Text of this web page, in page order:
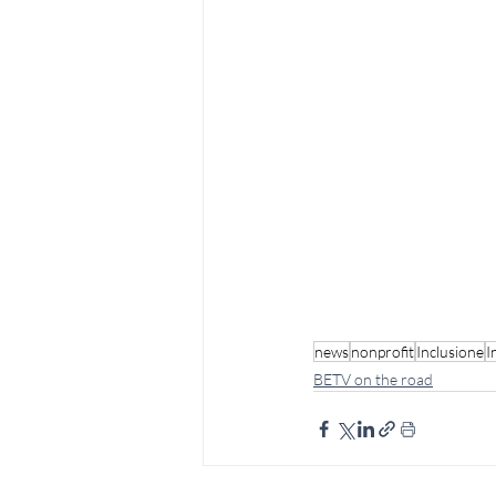
newsnonprofitInclusione
BETV on the road